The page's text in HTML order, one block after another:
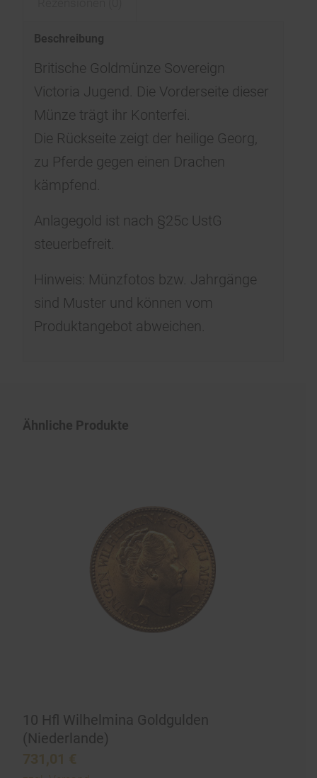
Beschreibung
Britische Goldmünze Sovereign
Victoria Jugend. Die Vorderseite dieser
Münze trägt ihr Konterfei.
Die Rückseite zeigt der heilige Georg,
zu Pferde gegen einen Drachen
kämpfend.
Anlagegold ist nach §25c UstG
steuerbefreit.
Hinweis: Münzfotos bzw. Jahrgänge
sind Muster und können vom
Produktangebot abweichen.
Ähnliche Produkte
10 Hfl Wilhelmina Goldgulden
(Niederlande)
731,01 €